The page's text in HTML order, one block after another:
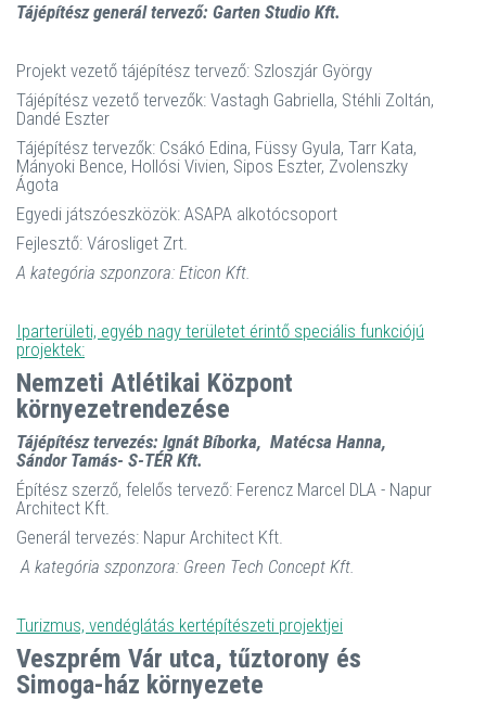
Tájépítész generál tervező: Garten Studio Kft.
Projekt vezető tájépítész tervező: Szloszjár György
Tájépítész vezető tervezők: Vastagh Gabriella, Stéhli Zoltán,
Dandé Eszter
Tájépítész tervezők: Csákó Edina, Füssy Gyula, Tarr Kata,
Mányoki Bence, Hollósi Vivien, Sipos Eszter, Zvolenszky
Ágota
Egyedi játszóeszközök: ASAPA alkotócsoport
Fejlesztő: Városliget Zrt.
A kategória szponzora: Eticon Kft.
Iparterületi, egyéb nagy területet érintő speciális funkciójú
projektek:
Nemzeti Atlétikai Központ
környezetrendezése
Tájépítész tervezés: Ignát Bíborka, Matécsa Hanna,
Sándor Tamás- S-TÉR Kft.
Építész szerző, felelős tervező: Ferencz Marcel DLA - Napur
Architect Kft.
Generál tervezés: Napur Architect Kft.
A kategória szponzora: Green Tech Concept Kft.
Turizmus, vendéglátás kertépítészeti projektjei
Veszprém Vár utca, tűztorony és
Simoga-ház környezete